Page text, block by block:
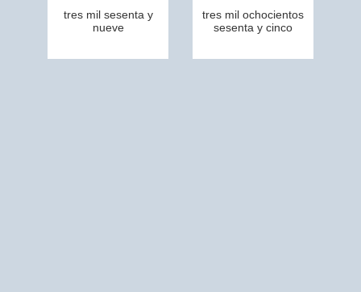
tres mil sesenta y
nueve
tres mil ochocientos
sesenta y cinco